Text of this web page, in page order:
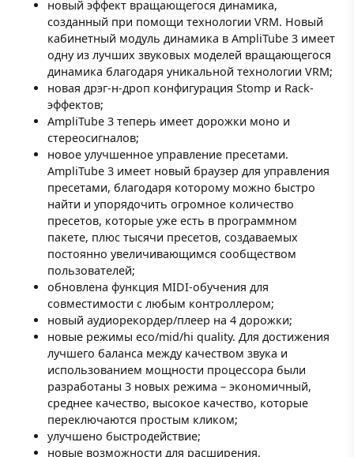
новый эффект вращающегося динамика,
созданный при помощи технологии VRM. Новый
кабинетный модуль динамика в AmpliTube 3 имеет
одну из лучших звуковых моделей вращающегося
динамика благодаря уникальной технологии VRM;
новая дрэг-н-дроп конфигурация Stomp и Rack-
эффектов;
AmpliTube 3 теперь имеет дорожки моно и
стереосигналов;
новое улучшенное управление пресетами.
AmpliTube 3 имеет новый браузер для управления
пресетами, благодаря которому можно быстро
найти и упорядочить огромное количество
пресетов, которые уже есть в программном
пакете, плюс тысячи пресетов, создаваемых
постоянно увеличивающимся сообществом
пользователей;
обновлена функция MIDI-обучения для
совместимости с любым контроллером;
новый аудиорекордер/плеер на 4 дорожки;
новые режимы eco/mid/hi quality. Для достижения
лучшего баланса между качеством звука и
использованием мощности процессора были
разработаны 3 новых режима – экономичный,
среднее качество, высокое качество, которые
переключаются простым кликом;
улучшено быстродействие;
новые возможности для расширения.